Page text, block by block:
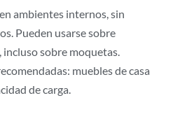
ambientes internos, sin
Pueden usarse sobre
sobre moquetas.
muebles de casa
de carga.